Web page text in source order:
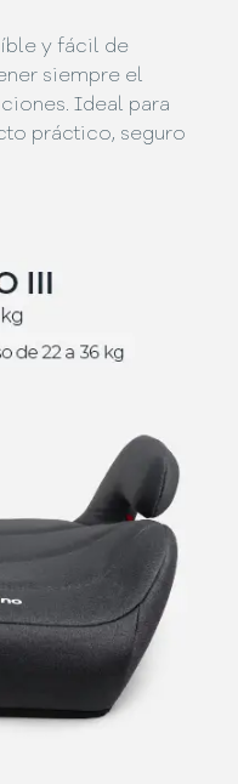
y fácil de
siempre el
Ideal para
práctico, seguro